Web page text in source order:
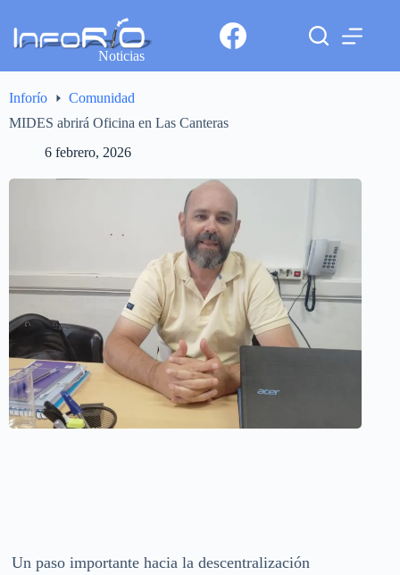
Noticias
Inforío
Comunidad
MIDES abrirá Oficina en Las Canteras
6 febrero, 2026
Un paso importante hacia la descentralización